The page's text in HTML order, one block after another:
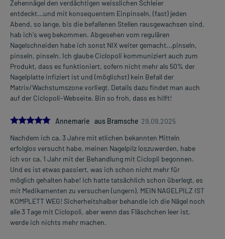
Zehennägel den verdächtigen weisslichen Schleier
entdeckt...und mit konsequentem Einpinseln, (fast) jeden
Abend, so lange, bis die befallenen Stellen rausgewachsen sind,
hab ich's weg bekommen. Abgesehen vom regulären
Nagelschneiden habe ich sonst NIX weiter gemacht...pinseln,
pinseln, pinseln. Ich glaube Ciclopoli kommuniziert auch zum
Produkt, dass es funktioniert, sofern nicht mehr als 50% der
Nagelplatte infiziert ist und (möglichst) kein Befall der
Matrix/Wachstumszone vorliegt. Details dazu findet man auch
auf der Ciclopoli-Webseite. Bin so froh, dass es hilft!
5.0Annemarie aus Bramsche 29.09.2025
Nachdem ich ca. 3 Jahre mit etlichen bekannten Mitteln
erfolglos versucht habe, meinen Nagelpilz loszuwerden, habe
ich vor ca. 1 Jahr mit der Behandlung mit Ciclopli begonnen.
Und es ist etwas passiert, was ich schon nicht mehr für
möglich gehalten habe! Ich hatte tatsächlich schon überlegt, es
mit Medikamenten zu versuchen (ungern), MEIN NAGELPILZ IST
KOMPLETT WEG! Sicherheitshalber behandle ich die Nägel noch
alle 3 Tage mit Ciclopoli, aber wenn das Fläschchen leer ist,
werde ich nichts mehr machen.